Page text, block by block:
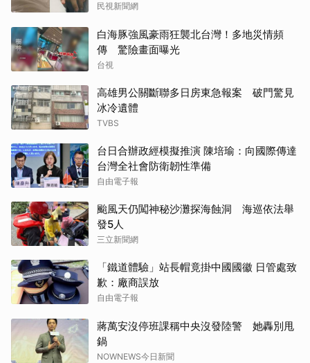
民視新聞網
白海豚強風豪雨狂襲北台灣！多地災情頻
傳 驚險畫面曝光
台視
高雄男公關斷聯多日房東急報案 破門驚見
冰冷遺體
TVBS
台日合辦政經模擬推演 陳培瑜：向國際傳達
台灣全社會防衛韌性準備
自由電子報
颱風天仍闖神秘沙灘探海蝕洞 海巡依法舉
發5人
三立新聞網
「鐵道體驗」站長帽竟掛中國國徽 日管處致
歉：廠商誤放
自由電子報
蔣萬安沒停班課稱中央沒發陸警 她轟別甩
鍋
NOWNEWS今日新聞